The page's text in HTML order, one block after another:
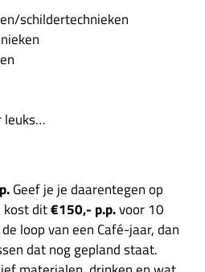
schildertechnieken
leuks…
Geef je je daarentegen op
kost dit€150,- p.p.voor 10
loop van een Café-jaar, dan
dat nog gepland staat.